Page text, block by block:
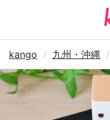
kango 九州・沖縄